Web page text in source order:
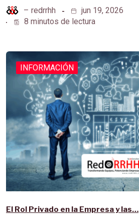
– redrrhh
jun 19, 2026
8 minutos de lectura
INFORMACIÓN
El Rol Privado en la Empresa y las…